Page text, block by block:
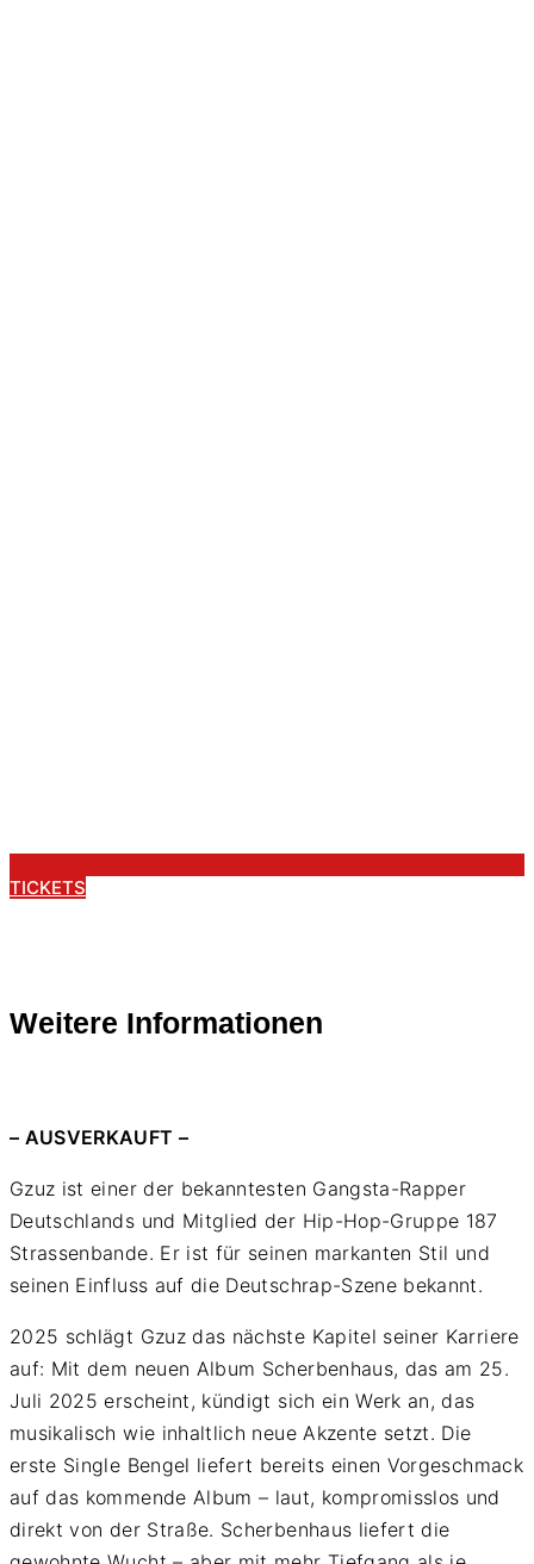
TICKETS
Weitere Informationen
– AUSVERKAUFT –
Gzuz ist einer der bekanntesten Gangsta-Rapper
Deutschlands und Mitglied der Hip-Hop-Gruppe 187
Strassenbande. Er ist für seinen markanten Stil und
seinen Einfluss auf die Deutschrap-Szene bekannt.
2025 schlägt Gzuz das nächste Kapitel seiner Karriere
auf: Mit dem neuen Album Scherbenhaus, das am 25.
Juli 2025 erscheint, kündigt sich ein Werk an, das
musikalisch wie inhaltlich neue Akzente setzt. Die
erste Single Bengel liefert bereits einen Vorgeschmack
auf das kommende Album – laut, kompromisslos und
direkt von der Straße. Scherbenhaus liefert die